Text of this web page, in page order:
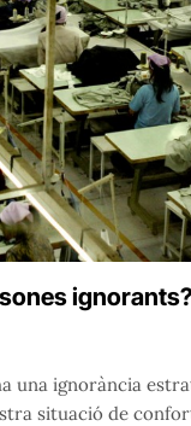
ignorants?
ignorància
situació de